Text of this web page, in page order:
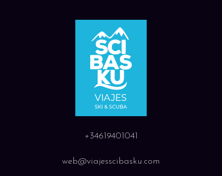
+34619401041
web@viajesscibasku.com